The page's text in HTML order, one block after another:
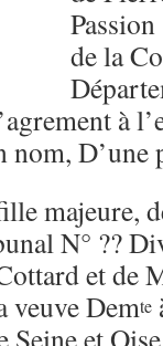
de la
à
nom, D’une
majeure,
N° ??
et de
veuve Demte
Seine et